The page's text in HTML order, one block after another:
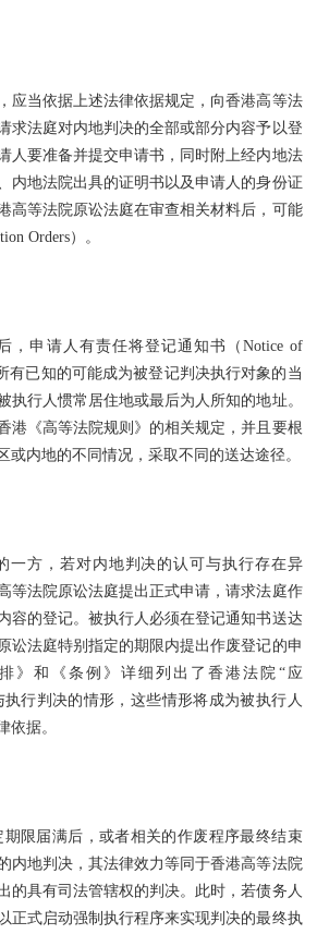
应当依据上述法律依据规定，向香港高等法
求法庭对内地判决的全部或部分内容予以登
人要准备并提交申请书，同时附上经内地法
内地法院出具的证明书以及申请人的身份证
高等法院原讼法庭在审查相关材料后，可能
Orders）。
，申请人有责任将登记通知书（Notice of
有已知的可能成为被登记判决执行对象的当
执行人惯常居住地或最后为人所知的地址。
港《高等法院规则》的相关规定，并且要根
或内地的不同情况，采取不同的送达途径。
一方，若对内地判决的认可与执行存在异
等法院原讼法庭提出正式申请，请求法庭作
容的登记。被执行人必须在登记通知书送达
讼法庭特别指定的期限内提出作废登记的申
》和《条例》详细列出了香港法院“应
执行判决的情形，这些情形将成为被执行人
依据。
限届满后，或者相关的作废程序最终结束
内地判决，其法律效力等同于香港高等法院
的具有司法管辖权的判决。此时，若债务人
正式启动强制执行程序来实现判决的最终执